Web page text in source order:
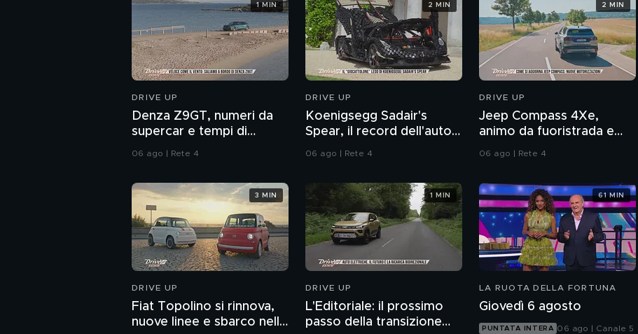
DRIVE UP
Denza Z9GT, numeri da
supercar e tempi di
ricarica velocissimi
06 ago | Rete 4
1 MIN
DRIVE UP
Koenigsegg Sadair's
Spear, il record dell'auto a
mattoncini
06 ago | Rete 4
2 MIN
DRIVE UP
Jeep Compass 4Xe,
animo da fuoristrada e
nuovo assetto
06 ago | Rete 4
2 MIN
DRIVE UP
Fiat Topolino si rinnova,
nuove linee e sbarco nella
3 MIN
DRIVE UP
L'Editoriale: il prossimo
passo della transizione
1 MIN
LA RUOTA DELLA FORTUNA
Giovedì 6 agosto
PUNTATA INTERA 06 ago | Canale 5
61 MIN